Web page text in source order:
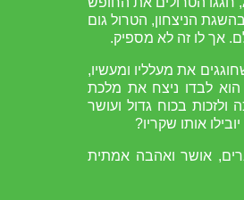
הניצחון, הטרול גום
אך לו זה לא מספיק.
את מעלליו ומעשיו,
לבדו ניצח את מלכת
בכוח גדול ועושר
אותו שקריו?
אושר ואהבה אמתית